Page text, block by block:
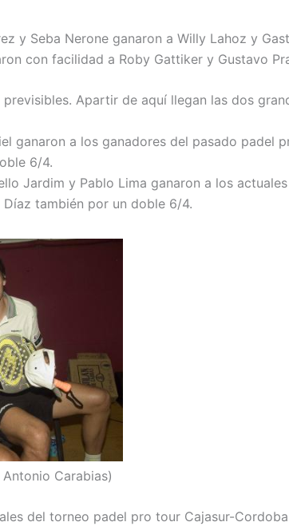
y Seba Nerone ganaron a Willy Lahoz y
con facilidad a Roby Gattiker y Gustavo
Apartir de aquí llegan las dos
ganaron a los ganadores del pasado padel
6/4.
Jardim y Pablo Lima ganaron a los
también por un doble 6/4.
Carabias)
del torneo padel pro tour Cajasur-